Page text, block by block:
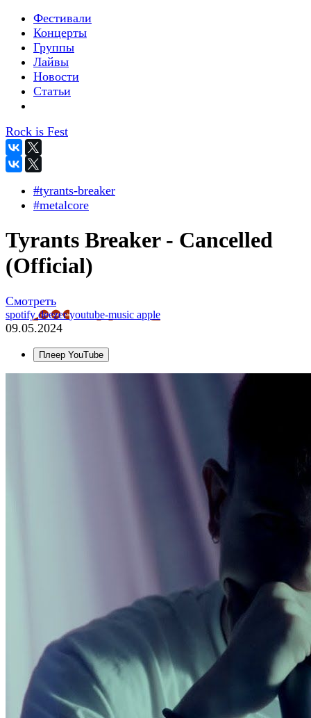
Фестивали
Концерты
Группы
Лайвы
Новости
Статьи
Rock is Fest
#tyrants-breaker
#metalcore
Tyrants Breaker - Cancelled
(Official)
Смотреть
spotifydeezeryoutube-music apple
09.05.2024
Плеер YouTube